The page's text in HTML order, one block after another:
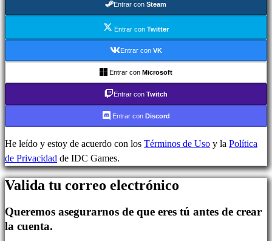
In-
Media
IDC
Plays
IDC
Gifts
Soporte
Entrar con Steam
Entrar con Twitter
Entrar con VK
Entrar con Microsoft
Entrar con Twitch
Entrar con Discord
He leído y estoy de acuerdo con los Términos de Uso y la Política
de Privacidad de IDC Games.
Valida tu correo electrónico
Queremos asegurarnos de que eres tú antes de crear
la cuenta.